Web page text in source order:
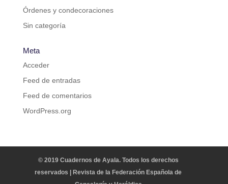
Órdenes y condecoraciones
Sin categoría
Meta
Acceder
Feed de entradas
Feed de comentarios
WordPress.org
© 2019 Cuadernos de Ayala. Todos los derechos
reservados | Revista de la Federación Española de